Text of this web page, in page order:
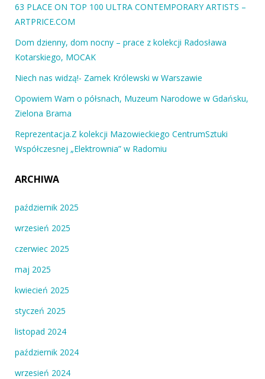
63 PLACE ON TOP 100 ULTRA CONTEMPORARY ARTISTS –
ARTPRICE.COM
Dom dzienny, dom nocny – prace z kolekcji Radosława
Kotarskiego, MOCAK
Niech nas widzą!- Zamek Królewski w Warszawie
Opowiem Wam o półsnach, Muzeum Narodowe w Gdańsku,
Zielona Brama
Reprezentacja.Z kolekcji Mazowieckiego CentrumSztuki
Współczesnej „Elektrownia” w Radomiu
ARCHIWA
październik 2025
wrzesień 2025
czerwiec 2025
maj 2025
kwiecień 2025
styczeń 2025
listopad 2024
październik 2024
wrzesień 2024